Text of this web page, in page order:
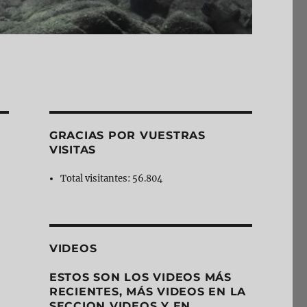
GRACIAS POR VUESTRAS
VISITAS
Total visitantes: 56.804
VIDEOS
ESTOS SON LOS VIDEOS MÁS
RECIENTES, MÁS VIDEOS EN LA